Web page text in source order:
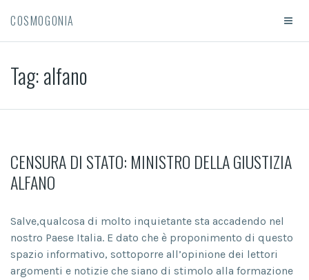
COSMOGONIA
Tag:alfano
CENSURA DI STATO: MINISTRO DELLA GIUSTIZIA
ALFANO
Salve,qualcosa di molto inquietante sta accadendo nel
nostro Paese Italia. E dato che è proponimento di questo
spazio informativo, sottoporre all’opinione dei lettori
argomenti e notizie che siano di stimolo alla formazione